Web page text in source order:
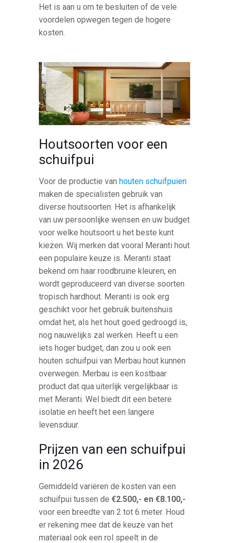
Het is aan u om te besluiten of de vele
voordelen opwegen tegen de hogere
kosten.
Houtsoorten voor een
schuifpui
Voor de productie vanhouten schuifpuien
maken de specialisten gebruik van
diverse houtsoorten. Het is afhankelijk
van uw persoonlijke wensen en uw budget
voor welke houtsoort u het beste kunt
kiezen. Wij merken dat vooral Meranti hout
een populaire keuze is. Meranti staat
bekend om haar roodbruine kleuren, en
wordt geproduceerd van diverse soorten
tropisch hardhout. Meranti is ook erg
geschikt voor het gebruik buitenshuis
omdat het, als het hout goed gedroogd is,
nog nauwelijks zal werken. Heeft u een
iets hoger budget, dan zou u ook een
houten schuifpui van Merbau hout kunnen
overwegen. Merbau is een kostbaar
product dat qua uiterlijk vergelijkbaar is
met Meranti. Wel biedt dit een betere
isolatie en heeft het een langere
levensduur.
Prijzen van een schuifpui
in 2026
Gemiddeld variëren de kosten van een
schuifpui tussen de€2.500,- en €8.100,-
voor een breedte van 2 tot 6 meter. Houd
er rekening mee dat de keuze van het
materiaal ook een rol speelt in de